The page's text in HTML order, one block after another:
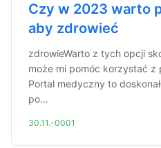
Czy w 2023 warto
aby zdrowieć
zdrowieWarto z tych opcji
może mi pomóc korzystać z
Portal medyczny to
po...
30.11.-0001